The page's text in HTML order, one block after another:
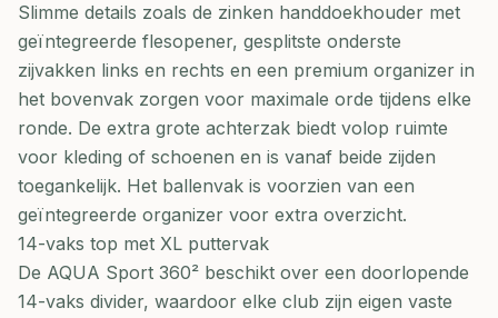
Slimme details zoals de zinken handdoekhouder met
geïntegreerde flesopener, gesplitste onderste
zijvakken links en rechts en een premium organizer in
het bovenvak zorgen voor maximale orde tijdens elke
ronde. De extra grote achterzak biedt volop ruimte
voor kleding of schoenen en is vanaf beide zijden
toegankelijk. Het ballenvak is voorzien van een
geïntegreerde organizer voor extra overzicht.
14-vaks top met XL puttervak
De AQUA Sport 360² beschikt over een doorlopende
14-vaks divider, waardoor elke club zijn eigen vaste